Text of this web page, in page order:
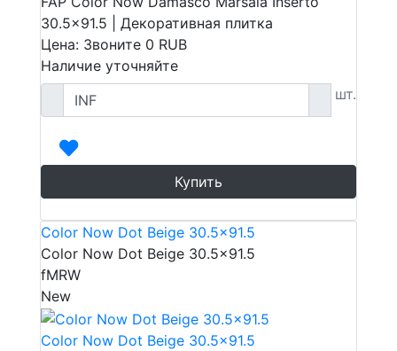
30.5x91.5 | Декоративная плитка
Цена: Звоните 0 RUB
Наличие уточняйте
шт.
Купить
Color Now Dot Beige 30.5x91.5
Color Now Dot Beige 30.5x91.5
fMRW
New
Color Now Dot Beige 30.5x91.5